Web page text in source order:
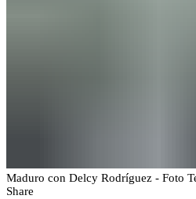
Maduro con Delcy Rodríguez - Foto
Share